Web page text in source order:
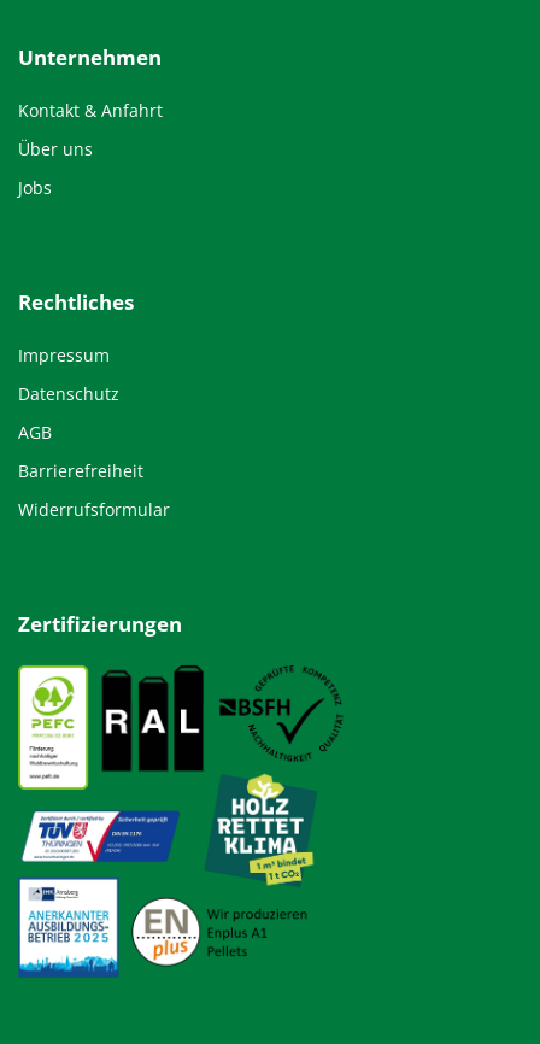
Unternehmen
Kontakt & Anfahrt
Über uns
Jobs
Rechtliches
Impressum
Datenschutz
AGB
Barrierefreiheit
Widerrufsformular
Zertifizierungen